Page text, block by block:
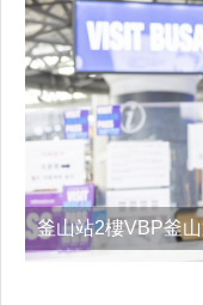
釜山站2樓VBP釜